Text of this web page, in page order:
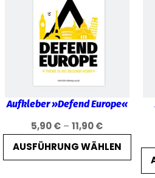
9
0
t
ä
Aufkleber »Defend Europe«
5,90€ –11,90€Preisspanne:
5,90 €
bis
AUSFÜHRUNG WÄHLEN